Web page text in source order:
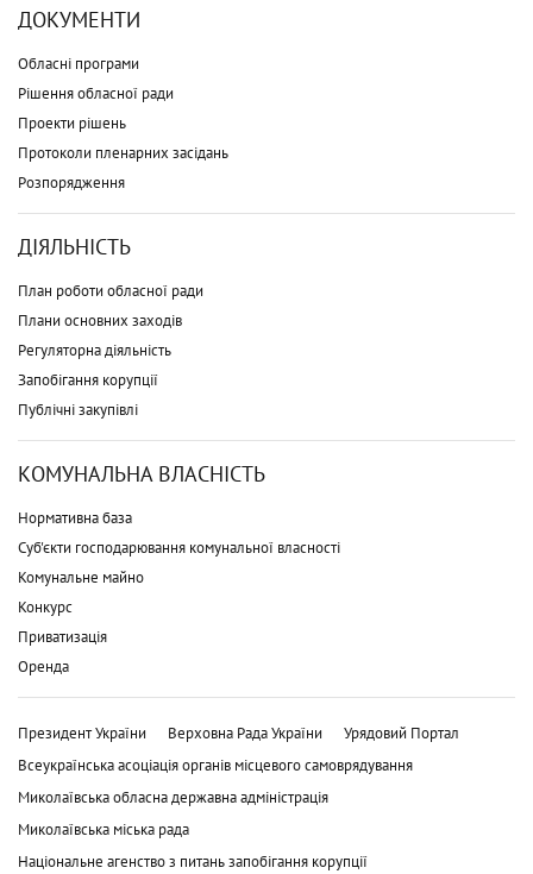
ДОКУМЕНТИ
Обласні програми
Рішення обласної ради
Проекти рішень
Протоколи пленарних засідань
Розпорядження
ДІЯЛЬНІСТЬ
План роботи обласної ради
Плани основних заходів
Регуляторна діяльність
Запобігання корупції
Публічні закупівлі
КОМУНАЛЬНА ВЛАСНІСТЬ
Нормативна база
Суб'єкти господарювання комунальної власності
Комунальне майно
Конкурс
Приватизація
Оренда
Президент України Верховна Рада України
Урядовий Портал
Всеукраїнська асоціація органів місцевого самоврядування
Миколаївська обласна державна адміністрація
Миколаївська міська рада
Національне агенство з питань запобігання корупції